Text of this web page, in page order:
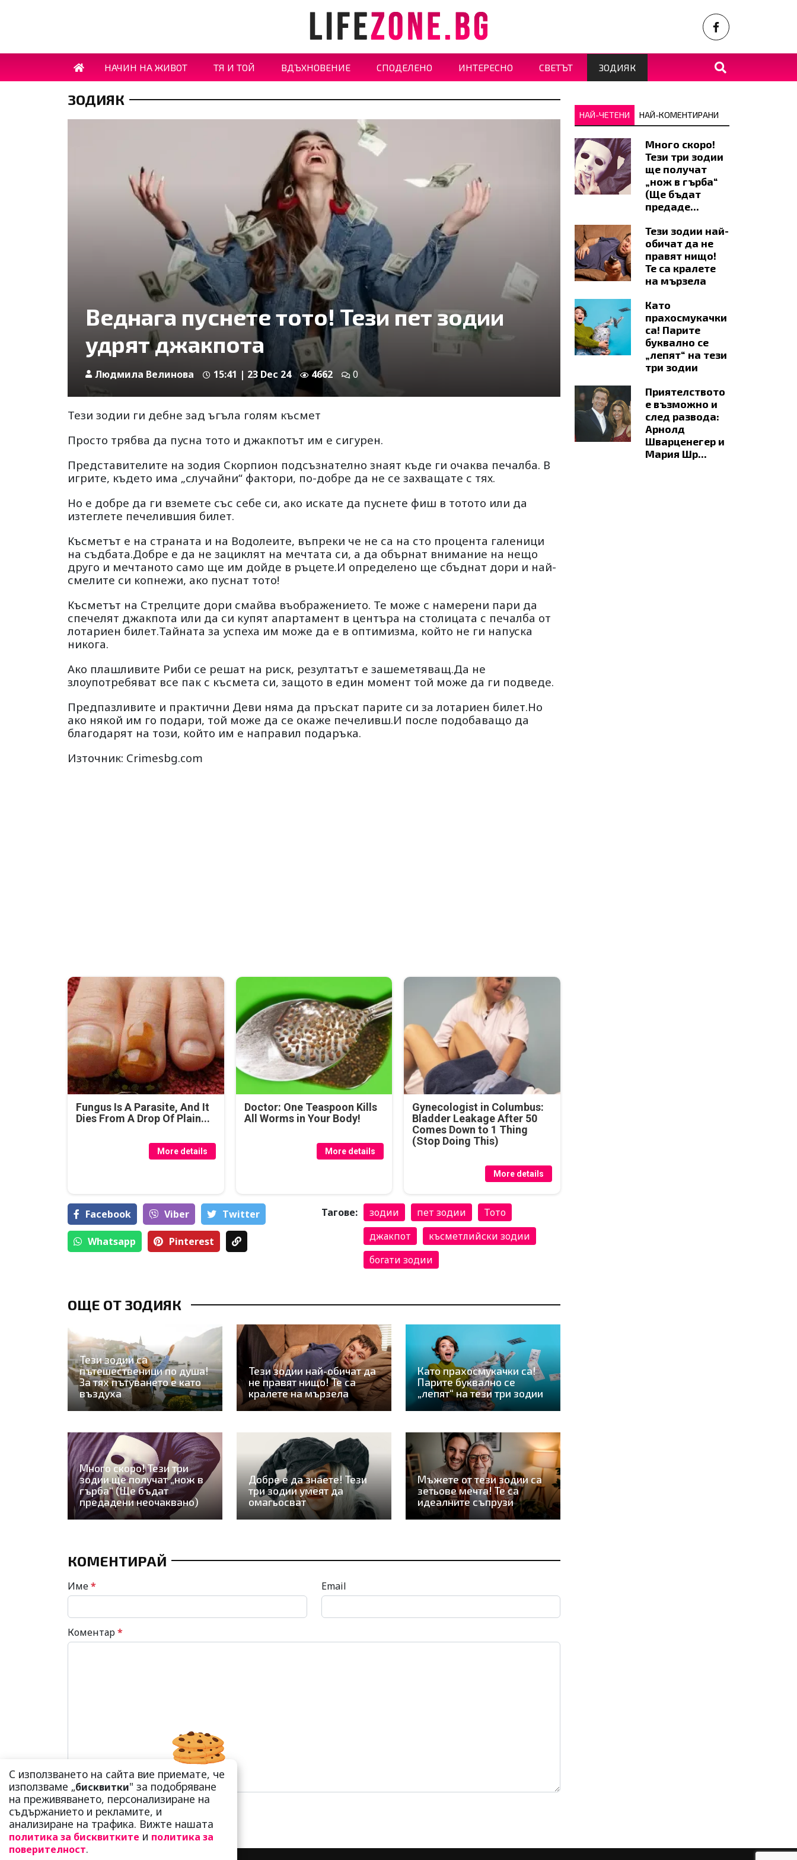
НАЧИН НА ЖИВОТ ТЯ И ТОЙ ВДЪХНОВЕНИЕ СПОДЕЛЕНО ИНТЕРЕСНО СВЕТЪТ ЗОДИЯК
ЗОДИЯК
Веднага пуснете тото! Тези пет зодии
удрят джакпота
Людмила Велинова 15:41 | 23 Dec 24 4662 0
Тези зодии ги дебне зад ъгъла голям късмет
Просто трябва да пусна тото и джакпотът им е сигурен.
Представителите на зодия Скорпион подсъзнателно знаят къде ги очаква печалба. В
игрите, където има „случайни“ фактори, по-добре да не се захващате с тях.
Но е добре да ги вземете със себе си, ако искате да пуснете фиш в тотото или да
изтеглете печелившия билет.
Късметът е на страната и на Водолеите, въпреки че не са на сто процента галеници
на съдбата.Добре е да не зациклят на мечтата си, а да обърнат внимание на нещо
друго и мечтаното само ще им дойде в ръцете.И определено ще сбъднат дори и най-
смелите си копнежи, ако пуснат тото!
Късметът на Стрелците дори смайва въображението. Те може с намерени пари да
спечелят джакпота или да си купят апартамент в центъра на столицата с печалба от
лотариен билет.Тайната за успеха им може да е в оптимизма, който не ги напуска
никога.
Ако плашливите Риби се решат на риск, резултатът е зашеметяващ.Да не
злоупотребяват все пак с късмета си, защото в един момент той може да ги подведе.
Предпазливите и практични Деви няма да пръскат парите си за лотариен билет.Но
ако някой им го подари, той може да се окаже печеливш.И после подобаващо да
благодарят на този, който им е направил подаръка.
Източник: Crimesbg.com
Fungus Is A Parasite, And It
Dies From A Drop Of Plain...
More details
Doctor: One Teaspoon Kills
All Worms in Your Body!
More details
Gynecologist in Columbus:
Bladder Leakage After 50
Comes Down to 1 Thing
(Stop Doing This)
More details
Facebook Viber Тwitter
Whatsapp Pinterest
Тагове: зодии пет зодии
Тото
джакпот
късметлийски зодии
богати зодии
ОЩЕ ОТ ЗОДИЯК
Тези зодии са
пътешественици по душа!
За тях пътуването е като
въздуха
Тези зодии най-обичат да
не правят нищо! Те са
кралете на мързела
Като прахосмукачки са!
Парите буквално се
„лепят“ на тези три зодии
Много скоро! Тези три
зодии ще получат „нож в
гърба“ (Ще бъдат
предадени неочаквано)
Добре е да знаете! Тези
три зодии умеят да
омагьосват
Мъжете от тези зодии са
зетьове мечта! Те са
идеалните съпрузи
КОМЕНТИРАЙ
Име* Email
Коментар*
НАЙ-ЧЕТЕНИ НАЙ-КОМЕНТИРАНИ
Много скоро!
Тези три зодии
ще получат
„нож в гърба“
(Ще бъдат
предаде...
Тези зодии най-
обичат да не
правят нищо!
Те са кралете
на мързела
Като
прахосмукачки
са! Парите
буквално се
„лепят“ на тези
три зодии
Приятелството
е възможно и
след развода:
Арнолд
Шварценегер и
Мария Шр...
С използването на сайта вие приемате, че
използваме „бисквитки" за подобряване
на преживяването, персонализиране на
съдържанието и рекламите, и
анализиране на трафика. Вижте нашата
политика за бисквитките и политика за
поверителност.